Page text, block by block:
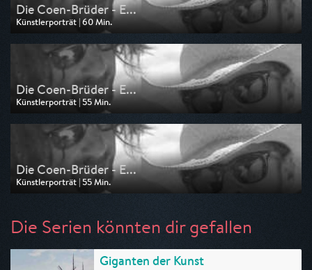
Die Coen-Brüder - E...
Künstlerporträt | 60 Min.
Ausgestrahlt von arte
am 04.06.2026, 00:50
Die Coen-Brüder - E...
Künstlerporträt | 55 Min.
Ausgestrahlt von arte
am 17.05.2026, 23:00
Die Coen-Brüder - E...
Künstlerporträt | 55 Min.
Ausgestrahlt von arte
Die Serien könnten dir gefallen
Giganten der Kunst